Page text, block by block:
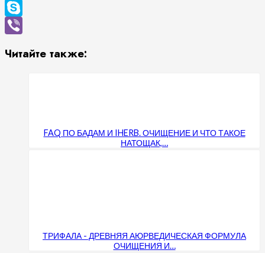
WhatsApp
Skype
Читайте также:
FAQ ПО БАДАМ И IHERB. ОЧИЩЕНИЕ И ЧТО ТАКОЕ
НАТОЩАК,…
ТРИФАЛА - ДРЕВНЯЯ АЮРВЕДИЧЕСКАЯ ФОРМУЛА
ОЧИЩЕНИЯ И…